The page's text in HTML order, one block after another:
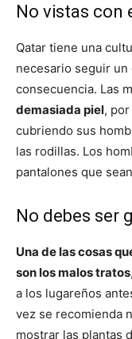
No vistas con
Qatar tiene una
necesario seguir
consecuencia. Las
demasiada piel,
cubriendo sus
las rodillas. Los
pantalones que
No debes ser
Una de las cosas
son los malos tratos
a los lugareños
vez se recomienda
mostrar las plantas